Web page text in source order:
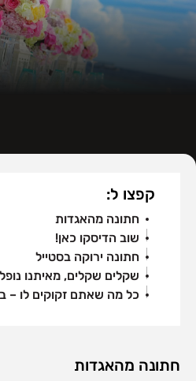
קפצו ל:
חתונה מהאגדות
שוב הדיסקו כאן!
חתונה ירוקה בסטייל
שקלים שקלים, מאיתנו
כל מה שאתם זקוקים לו –
חתונה מהאגדות